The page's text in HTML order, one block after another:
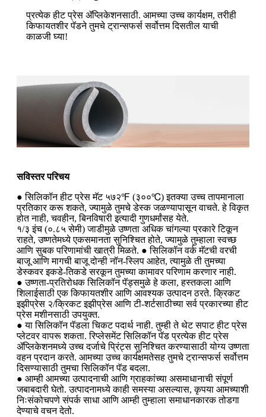
प्रत्येक हीट प्रेस ॲप्लिकेशनसाठी. आमच्या उच्च कार्यक्षम, तरीही
किफायतशीर पॅडने तुमचे ट्रान्सफर्स सर्वोत्तम दिसतील याची
काळजी घ्या!
सविस्तर परिचय
● सिलिकॉन हीट प्रेस मॅट ५७२℉ (३००℃) इतक्या उच्च तापमानाला
प्रतिकार करू शकते, ज्यामुळे तुमचे डेस्क जळण्यापासून वाचते. हे विकृत
होत नाही, चवहीन, बिनविषारी इत्यादी गुणधर्मांसह येते.
१/३ इंच (०.८५ सेमी) जाडीमुळे उष्णता अधिक चांगल्या प्रकारे टिकून
राहते, उष्णतेमध्ये एकसमानता सुनिश्चित होते, ज्यामुळे तुम्हाला स्वच्छ
आणि सुबक परिणामांची खात्री मिळते. ● सिलिकॉन वर्क मॅटची वरची
बाजू आणि मागची बाजू दोन्ही नॉन-स्लिप आहेत, त्यामुळे ती तुमच्या
डेस्कवर इकडे-तिकडे सरकून तुमच्या कामावर परिणाम करणार नाही.
● उष्णता-प्रतिरोधक सिलिकॉन पॅड्समुळे हे कला, हस्तकला आणि
शिलाईसाठी एक किफायतशीर आणि आवश्यक उत्पादन ठरते. क्रिकट
इझीप्रेस २/क्रिकट इझीप्रेस आणि टी-शर्टसाठीच्या सर्व प्रकारच्या हीट
प्रेस मशीनसाठी उपयुक्त.
● या सिलिकॉन पॅडला चिकट पदार्थ नाही. तुम्ही ते थेट सपाट हीट प्रेस
प्लेटवर वापरू शकता. रिप्लेसमेंट सिलिकॉन पॅड प्रत्येक हीट प्रेस
ॲप्लिकेशनमध्ये उच्च दर्जाचे प्रिंट्स सुनिश्चित करण्यासाठी योग्य उष्णता
वहन प्रदान करते. आमच्या उच्च कार्यक्षमतेसह तुमचे ट्रान्सफर्स सर्वोत्तम
दिसण्यासाठी तुमचा सिलिकॉन पॅड बदला.
● आम्ही आमच्या उत्पादनाची आणि ग्राहकांच्या असमाधानाची संपूर्ण
जबाबदारी घेतो. उत्पादनामध्ये काही समस्या असल्यास, कृपया आमच्याशी
निःसंकोचपणे संपर्क साधा आणि आम्ही तुम्हाला समाधानकारक तोडगा
देण्याचे वचन देतो.